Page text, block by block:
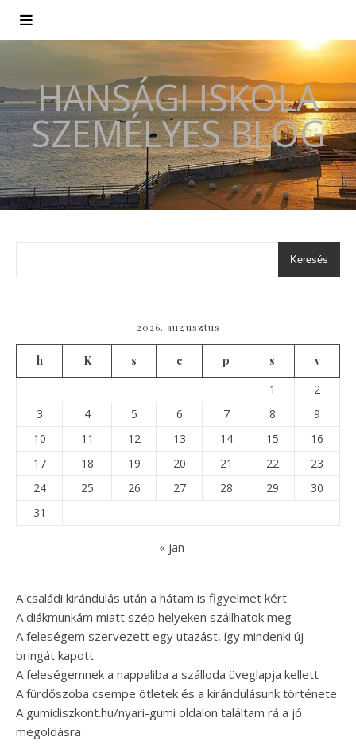
HANSÁGI ISKOLA
SZEMÉLYES BLOG
Keresés
2026. augusztus
h K s c p s
v
1
2
3
4 5 6 7 8
9
10
11 12 13 14 15
16
17
18 19 20 21 22
23
24
25 26 27 28 29
30
31
« jan
A családi kirándulás után a hátam is figyelmet kért
A diákmunkám miatt szép helyeken szállhatok meg
A feleségem szervezett egy utazást, így mindenki új
bringát kapott
A feleségemnek a nappaliba a szálloda üveglapja kellett
A fürdőszoba csempe ötletek és a kirándulásunk története
A gumidiszkont.hu/nyari-gumi oldalon találtam rá a jó
megoldásra